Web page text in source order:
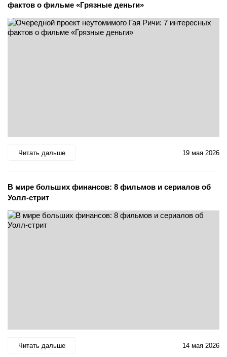
фактов о фильме «Грязные деньги»
Читать дальше 19 мая 2026
В мире больших финансов: 8 фильмов и сериалов об
Уолл-стрит
Читать дальше 14 мая 2026